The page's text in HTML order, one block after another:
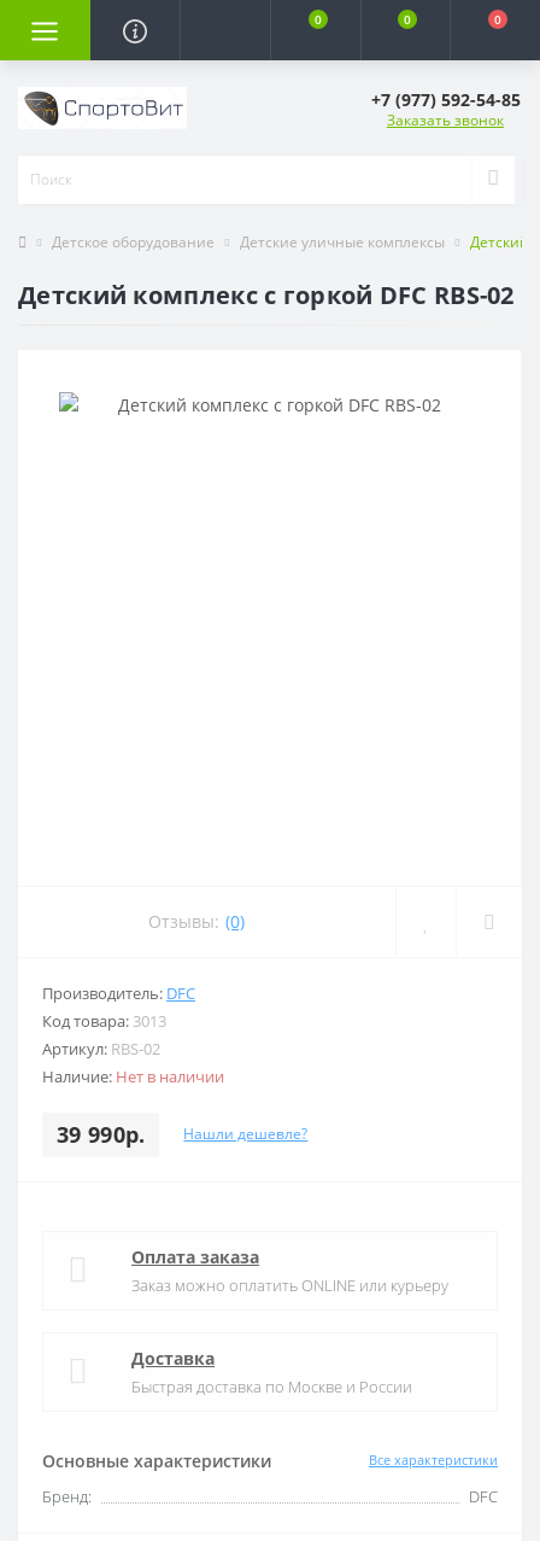
0 0 0
+7 (977) 592-54-85
Заказать звонок
Детское оборудование Детские уличные комплексы Детский
Детский комплекс c горкой DFC RBS-02
Отзывы: (0)
Производитель: DFC
Код товара: 3013
Артикул: RBS-02
Наличие: Нет в наличии
39 990р. Нашли дешевле?
Основные характеристики Все характеристики
Бренд: DFC
Оплата заказа
Заказ можно оплатить ONLINE или курьеру
Доставка
Быстрая доставка по Москве и России